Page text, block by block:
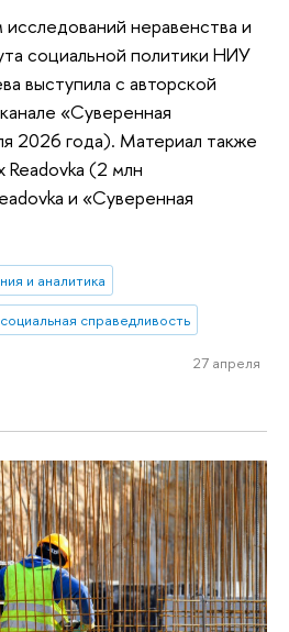
неравенства и
социальной политики НИУ
выступила с авторской
«Суверенная
2026 года). Материал также
Readovka (2 млн
и «Суверенная
и аналитика
социальная справедливость
27 апреля